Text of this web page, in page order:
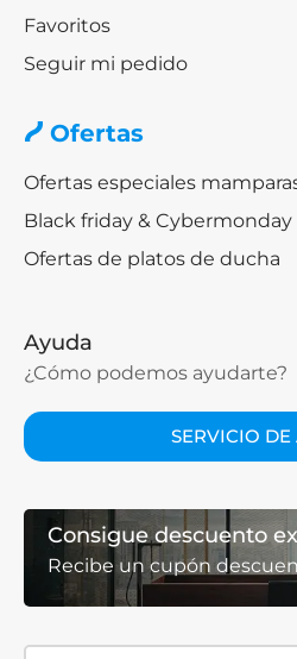
Favoritos
Seguir mi pedido
Ofertas
Ofertas especiales
Black friday & Cybermonday
Ofertas de platos de ducha
Ayuda
¿Cómo podemos ayudarte?
SERVICIO DE
Consigue descuento
Recibe un cupón